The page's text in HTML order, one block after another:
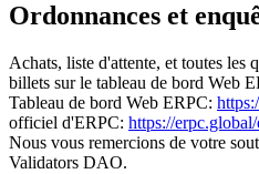
Ordonnances et
Achats, liste d'attente, et toutes les
billets sur le tableau de bord Web
Tableau de bord Web ERPC:
officiel d'ERPC: https://erpc.global/
Nous vous remercions de votre
Validators DAO.